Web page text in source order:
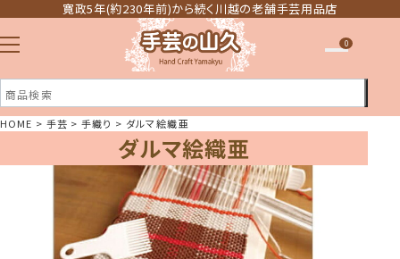
寛政5年(約230年前)から続く川越の老舗手芸用品店
注文履歴
ほしい物リスト
0
HOME 手芸 手織り ダルマ絵織亜
ダルマ絵織亜